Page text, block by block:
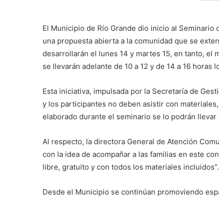
El Municipio de Río Grande dio inicio al Seminario
una propuesta abierta a la comunidad que se
desarrollarán el lunes 14 y martes 15, en tanto, el
se llevarán adelante de 10 a 12 y de 14 a 16 horas
Esta iniciativa, impulsada por la Secretaría de
y los participantes no deben asistir con
elaborado durante el seminario se lo podrán
Al respecto, la directora General de Atención
con la idea de acompañar a las familias en este
libre, gratuito y con todos los materiales incluidos”.
Desde el Municipio se continúan promoviendo